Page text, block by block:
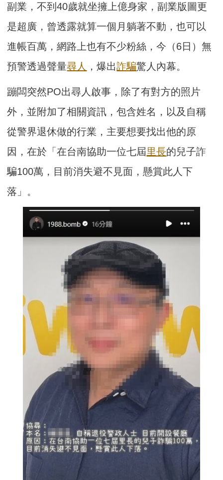
副業，不到40歲就坐擁上億身家，副業版圖更
是超廣，曾透露就算一個月躺著不動，也可以
進帳百萬，網路上也有不少粉絲，今（6日）無
預警透過聲量尋人 ，爆出詐騙驚人內幕。
蹦闆突然PO出尋人啟事，除了有對方的照片
外，並附加了相關資訊，包含姓名，以及自稱
從警界退休做的行業，主要想要找出他的原
因，在於「在台南協助一位七屆里長的兒子詐
騙100萬，目前消失避不見面，懸賞此人下
落」。